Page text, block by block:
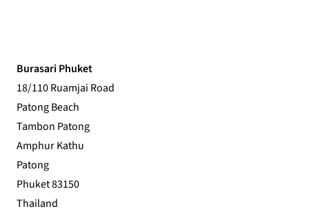
Burasari Phuket
18/110 Ruamjai Road
Patong Beach
Tambon Patong
Amphur Kathu
Patong
Phuket 83150
Thailand